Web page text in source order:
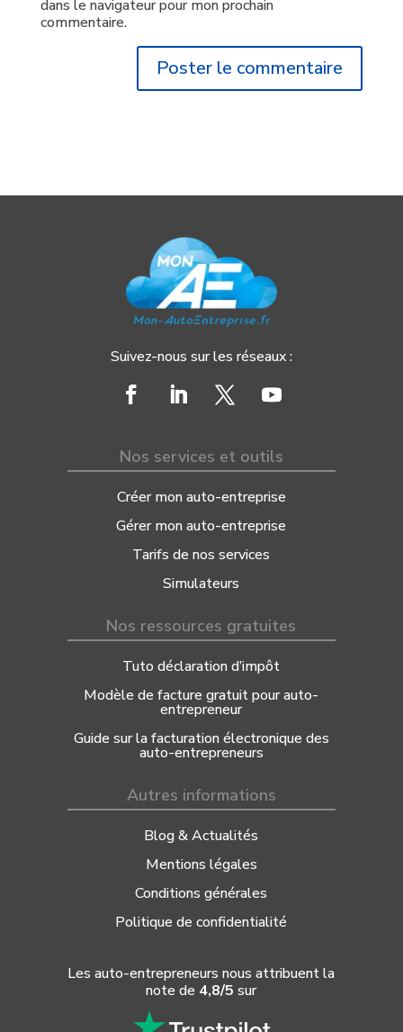
dans le navigateur pour mon prochain
commentaire.
Suivez-nous sur les réseaux :
Nos services et outils
Créer mon auto-entreprise
Gérer mon auto-entreprise
Tarifs de nos services
Simulateurs
Nos ressources gratuites
Tuto déclaration d’impôt
Modèle de facture gratuit pour auto-
entrepreneur
Guide sur la facturation électronique des
auto-entrepreneurs
Autres informations
Blog & Actualités
Mentions légales
Conditions générales
Politique de confidentialité
Les auto-entrepreneurs nous attribuent la
note de 4,8/5 sur